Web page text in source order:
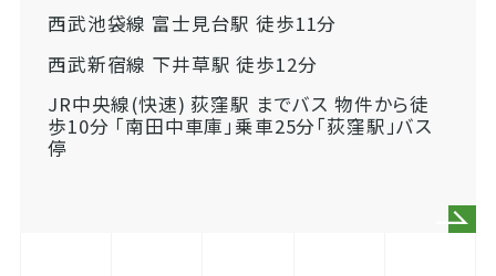
西武池袋線 富士見台駅 徒歩11分
西武新宿線 下井草駅 徒歩12分
JR中央線(快速) 荻窪駅 までバス 物件から徒
歩10分 「南田中車庫」乗車25分「荻窪駅」バス
停